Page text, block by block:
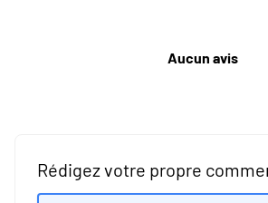
Aucun avis
Rédigez votre propre